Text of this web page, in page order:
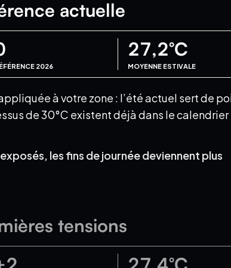
actuelle
2026
27,2°C
MOYENNE ESTIVALE
à votre zone : l’été actuel sert de
de 30°C existent déjà dans le calendrier
exposés, les fins de journée deviennent plus
tensions